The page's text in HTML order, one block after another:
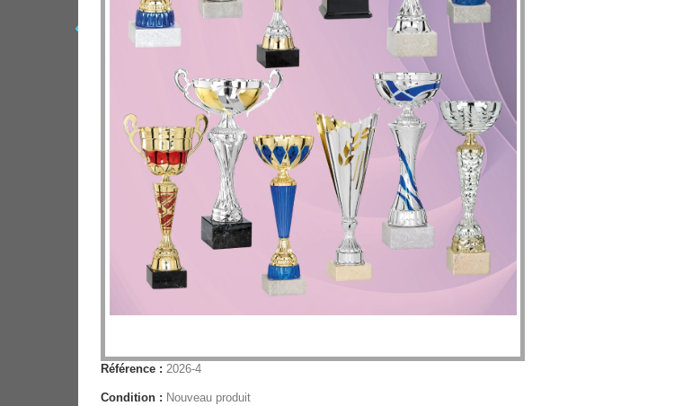
Référence : 2026-4
Condition : Nouveau produit